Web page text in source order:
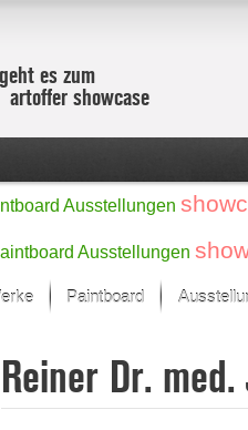
es zum
artoffer showcase
Ausstellungen
Ausstellungen
letzte Monat im Fokus
Fokus-Werke
Paintboard
Reiner Dr.